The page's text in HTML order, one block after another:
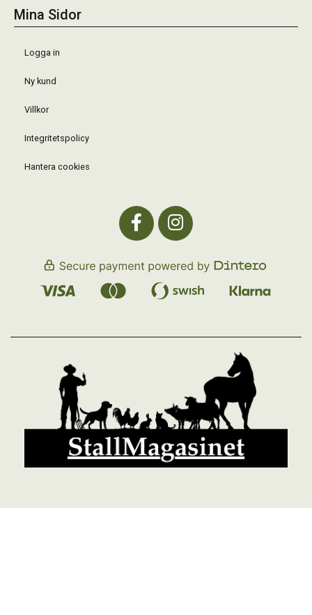
Mina Sidor
Logga in
Ny kund
Villkor
Integritetspolicy
Hantera cookies